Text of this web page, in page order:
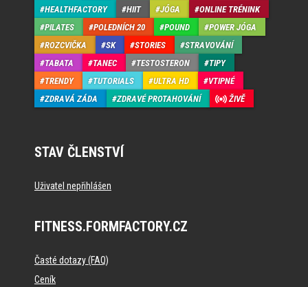
HEALTHFACTORY
HIIT JÓGA
ONLINE TRÉNINK
PILATES
POLEDNÍCH 20 POUND
POWER JÓGA
ROZCVIČKA
SK STORIES
STRAVOVÁNÍ
TABATA
TANEC TESTOSTERON
TIPY
TRENDY
TUTORIALS ULTRA HD
VTIPNÉ
ZDRAVÁ ZÁDA
ZDRAVÉ PROTAHOVÁNÍ ŽIVĚ
STAV ČLENSTVÍ
Uživatel nepřihlášen
FITNESS.FORMFACTORY.CZ
Časté dotazy (FAQ)
Ceník